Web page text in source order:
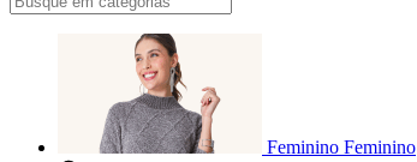
Feminino Feminino